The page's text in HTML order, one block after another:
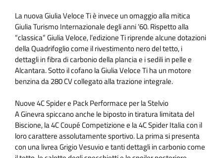
La nuova Giulia Veloce Ti è invece un omaggio alla mitica
Giulia Turismo Internazionale degli anni ’60. Rispetto alla
“classica” Giulia Veloce, l’edizione Ti riprende alcune dotazioni
della Quadrifoglio come il rivestimento nero del tetto, i
dettagli in fibra di carbonio della plancia e i sedili in pelle e
Alcantara. Sotto il cofano la Giulia Veloce Ti ha un motore
benzina da 280 CV collegato alla trazione integrale.
Nuove 4C Spider e Pack Performace per la Stelvio
A Ginevra spiccano anche le biposto in tiratura limitata del
Biscione, la 4C Coupé Competizione e la 4C Spider Italia con il
loro carattere assolutamente sportivo. La prima si presenta
con una livrea Grigio Vesuvio e tanti dettagli in carbonio come